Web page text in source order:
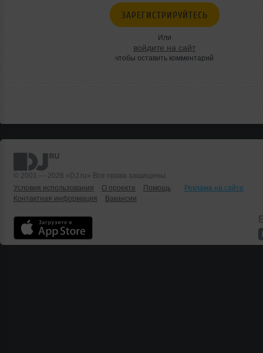
ЗАРЕГИСТРИРУЙТЕСЬ
Или
войдите на сайт
чтобы оставить комментарий
© 2001 — 2026 «DJ.ru» Все права защищены.
Условия использования
О проекте Помощь
Реклама на сайте
Контактная информация
Вакансии